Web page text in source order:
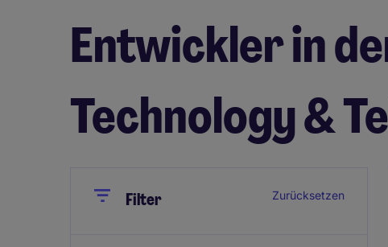
Entwickler in
Technology &
CloseFilter Zurücksetzen